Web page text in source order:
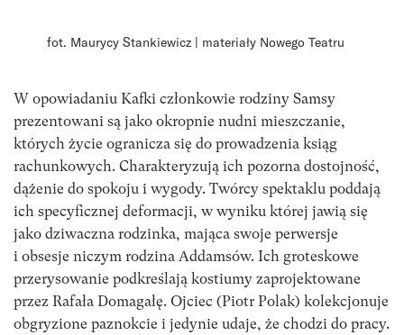
fot. Maurycy Stankiewicz | materiały Nowego Teatru
W opowiadaniu Kafki członkowie rodziny Samsy
prezentowani są jako okropnie nudni mieszczanie,
których życie ogranicza się do prowadzenia ksiąg
rachunkowych. Charakteryzują ich pozorna dostojność,
dążenie do spokoju i wygody. Twórcy spektaklu poddają
ich specyficznej deformacji, w wyniku której jawią się
jako dziwaczna rodzinka, mająca swoje perwersje
i obsesje niczym rodzina Addamsów. Ich groteskowe
przerysowanie podkreślają kostiumy zaprojektowane
przez Rafała Domagałę. Ojciec (Piotr Polak) kolekcjonuje
obgryzione paznokcie i jedynie udaje, że chodzi do pracy.